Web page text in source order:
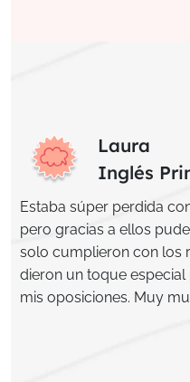
Laura
Inglés
Estaba súper perdida
pero gracias a ellos
solo cumplieron con los
dieron un toque
mis oposiciones. Muy